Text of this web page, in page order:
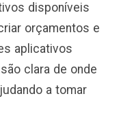
disponíveis
orçamentos e
aplicativos
clara de onde
a tomar